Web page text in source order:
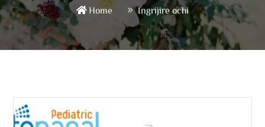
Home Ingrijire ochi